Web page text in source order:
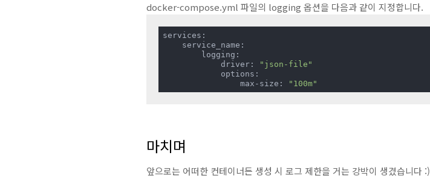
docker-compose.yml 파일의 logging 옵션을 다음과 같이 지정합니다.
services:
            driver:
"json-file"
                max-size:
"100m"
마치며
앞으로는 어떠한 컨테이너든 생성 시 로그 제한을 거는 강박이 생겼습니다 :)